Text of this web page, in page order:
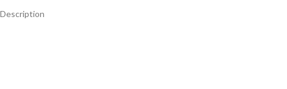
Description